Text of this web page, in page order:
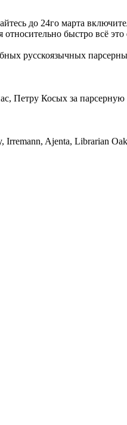
до 24го марта
быстро всё
русскоязычных
Петру Косых за парсерную
Ajenta, Librarian